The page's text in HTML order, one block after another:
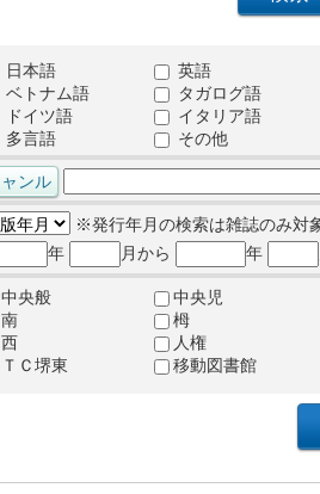
日本語
英語
ベトナム語
タガログ語
ドイツ語
イタリア語
多言語
その他
※発行年月の検索は雑誌のみ対
年
月から 年
中央般
中央児
南
栂
西
人権
ＴＣ堺東
移動図書館